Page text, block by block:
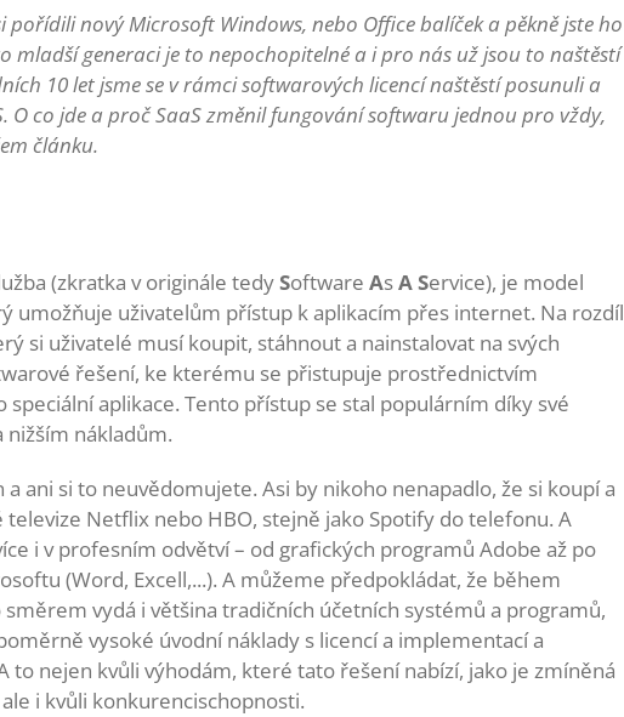
pořídili nový Microsoft Windows, nebo Office balíček a pěkně jste ho
mladší generaci je to nepochopitelné a i pro nás už jsou to naštěstí
10 let jsme se v rámci softwarových licencí naštěstí posunuli a
O co jde a proč SaaS změnil fungování softwaru jednou pro vždy,
článku.
(zkratka v originále tedySoftware AsAService), je model
umožňuje uživatelům přístup k aplikacím přes internet. Na rozdíl
si uživatelé musí koupit, stáhnout a nainstalovat na svých
řešení, ke kterému se přistupuje prostřednictvím
aplikace. Tento přístup se stal populárním díky své
nákladům.
a ani si to neuvědomujete. Asi by nikoho nenapadlo, že si koupí a
televize Netflix nebo HBO, stejně jako Spotify do telefonu. A
i v profesním odvětví – od grafických programů Adobe až po
(Word, Excell,...). A můžeme předpokládat, že během
vydá i většina tradičních účetních systémů a programů,
vysoké úvodní náklady s licencí a implementací a
to nejen kvůli výhodám, které tato řešení nabízí, jako je zmíněná
i kvůli konkurencischopnosti.